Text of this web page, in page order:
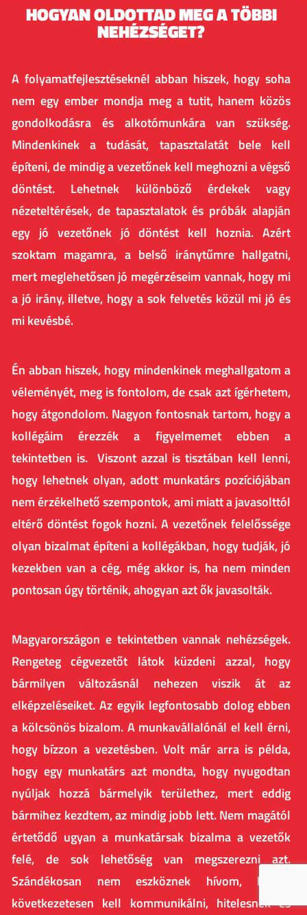
HOGYAN OLDOTTAD MEG A TÖBBI
NEHÉZSÉGET?​
A folyamatfejlesztéseknél abban hiszek, hogy soha
nem egy ember mondja meg a tutit, hanem közös
gondolkodásra és alkotómunkára van szükség.
Mindenkinek a tudását, tapasztalatát bele kell
építeni, de mindig a vezetőnek kell meghozni a végső
döntést. Lehetnek különböző érdekek vagy
nézeteltérések, de tapasztalatok és próbák alapján
egy jó vezetőnek jó döntést kell hoznia. Azért
szoktam magamra, a belső iránytűmre hallgatni,
mert meglehetősen jó megérzéseim vannak, hogy mi
a jó irány, illetve, hogy a sok felvetés közül mi jó és
mi kevésbé.
Én abban hiszek, hogy mindenkinek meghallgatom a
véleményét, meg is fontolom, de csak azt ígérhetem,
hogy átgondolom. Nagyon fontosnak tartom, hogy a
kollégáim érezzék a figyelmemet ebben a
tekintetben is. Viszont azzal is tisztában kell lenni,
hogy lehetnek olyan, adott munkatárs pozíciójában
nem érzékelhető szempontok, ami miatt a javasolttól
eltérő döntést fogok hozni. A vezetőnek felelőssége
olyan bizalmat építeni a kollégákban, hogy tudják, jó
kezekben van a cég, még akkor is, ha nem minden
pontosan úgy történik, ahogyan azt ők javasolták.
Magyarországon e tekintetben vannak nehézségek.
Rengeteg cégvezetőt látok küzdeni azzal, hogy
bármilyen változásnál nehezen viszik át az
elképzeléseiket. Az egyik legfontosabb dolog ebben
a kölcsönös bizalom. A munkavállalónál el kell érni,
hogy bízzon a vezetésben. Volt már arra is példa,
hogy egy munkatárs azt mondta, hogy nyugodtan
nyúljak hozzá bármelyik területhez, mert eddig
bármihez kezdtem, az mindig jobb lett. Nem magától
értetődő ugyan a munkatársak bizalma a vezetők
felé, de sok lehetőség van megszerezni azt.
Szándékosan nem eszköznek hívom, hiszen
következetesen kell kommunikálni, hitelesnek és